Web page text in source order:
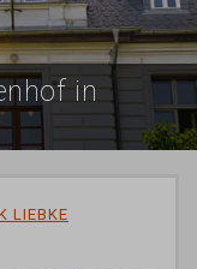
in
LIEBKE